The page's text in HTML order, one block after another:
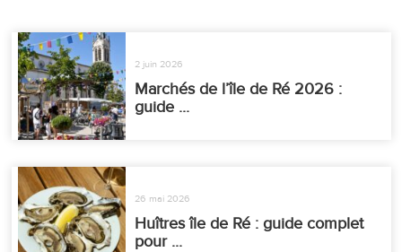
2 juin 2026
Marchés de l’île de Ré 2026 :
guide ...
26 mai 2026
Huîtres île de Ré : guide complet
pour ...